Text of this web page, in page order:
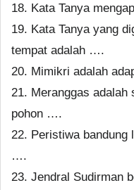
18. Kata Tanya
19. Kata Tanya yang
tempat adalah ….
20. Mimikri adalah
21. Meranggas adalah
pohon ….
22. Peristiwa bandung
….
23. Jendral Sudirman